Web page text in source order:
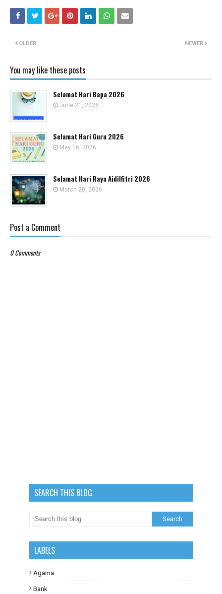
NEWER
OLDER
You may like these posts
Selamat Hari Bapa 2026
June 21, 2026
Selamat Hari Guru 2026
May 16, 2026
Selamat Hari Raya Aidilfitri 2026
March 20, 2026
Post a Comment
0 Comments
SEARCH THIS BLOG
LABELS
Agama
Bank